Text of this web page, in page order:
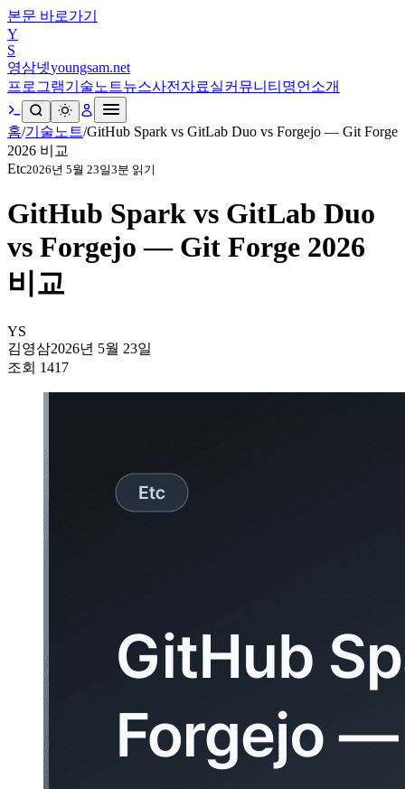
본문 바로가기
Y
S
영삼넷youngsam.net
프로그램기술노트뉴스사전 자료실커뮤니티 명언 소개
홈/기술노트/GitHub Spark vs GitLab Duo vs Forgejo — Git Forge
2026 비교
Etc2026년 5월 23일3분 읽기
GitHub Spark vs GitLab Duo
vs Forgejo — Git Forge 2026
비교
YS
김영삼2026년 5월 23일
조회 1417